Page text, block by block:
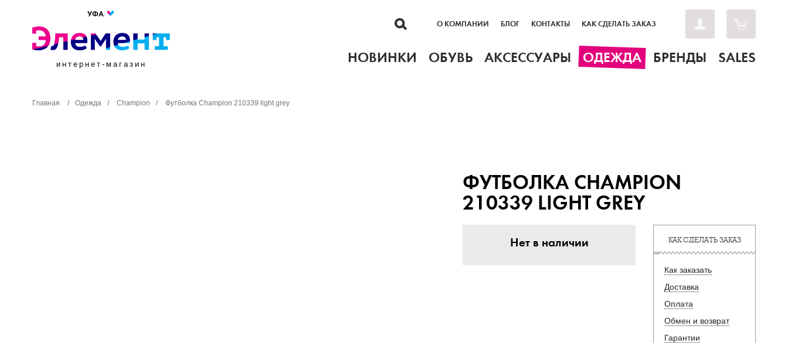
УФА
интернет-магазин
О КОМПАНИИ БЛОГ КОНТАКТЫ КАК СДЕЛАТЬ ЗАКАЗ
НОВИНКИ ОБУВЬ АКСЕССУАРЫ ОДЕЖДА БРЕНДЫ SALES
Главная / Одежда / Champion / Футболка Champion 210339 light grey
ФУТБОЛКА CHAMPION
210339 LIGHT GREY
Нет в наличии КАК СДЕЛАТЬ ЗАКАЗ
Как заказать
Доставка
Оплата
Обмен и возврат
Гарантии